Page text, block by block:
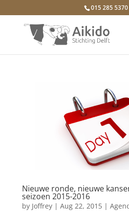
015 285 5370
Nieuwe ronde, nieuwe
seizoen 2015-2016
by Joffrey| Aug 22, 2015|